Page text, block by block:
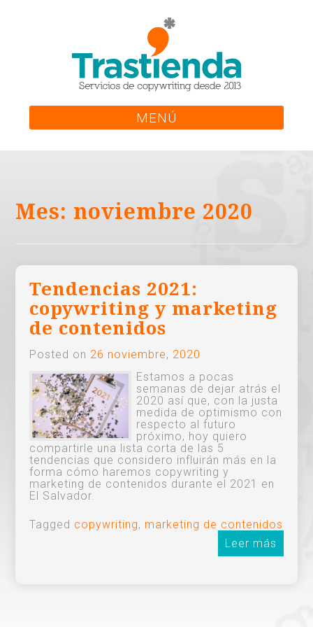
MENÚ
Mes: noviembre 2020
Tendencias 2021:
copywriting y marketing
de contenidos
Posted on 26 noviembre, 2020
Estamos a pocas
semanas de dejar atrás el
2020 así que, con la justa
medida de optimismo con
respecto al futuro
próximo, hoy quiero
compartirle una lista corta de las 5
tendencias que considero influirán más en la
forma cómo haremos copywriting y
marketing de contenidos durante el 2021 en
El Salvador.
Tagged copywriting, marketing de contenidos
Leer más